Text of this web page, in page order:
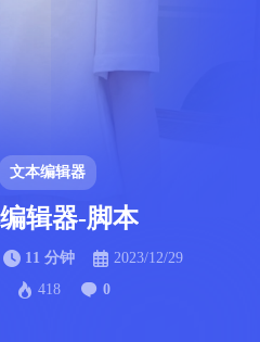
文本编辑器
辑器-脚本
11 分钟
2023/12/29
418 0